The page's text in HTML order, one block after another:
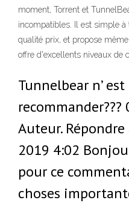
moment, Torrent et
incompatibles. Il est simple
qualité prix, et propose
offre d'excellents niveaux de
Tunnelbear n’
recommander???
Auteur.
2019 4:02
pour ce
choses